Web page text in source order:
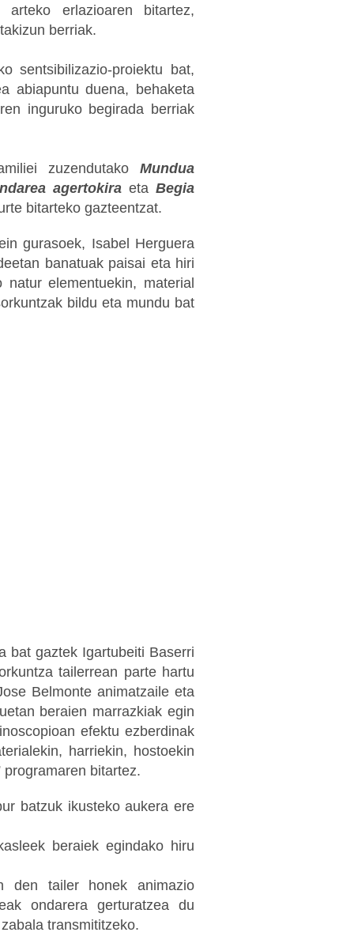
arteko erlazioaren bitartez,
berriak.
sentsibilizazio-proiektu bat,
abiapuntu duena, behaketa
inguruko begirada berriak
zuzendutako Mundua
agertokira etaBegia
bitarteko gazteentzat.
gurasoek, Isabel Herguera
banatuak paisai eta hiri
elementuekin, material
bildu eta mundu bat
bat gaztek Igartubeiti Baserri
tailerrean parte hartu
Belmonte animatzaile eta
beraien marrazkiak egin
efektu ezberdinak
harriekin, hostoekin
programaren bitartez.
batzuk ikusteko aukera ere
beraiek egindako hiru
den tailer honek animazio
ondarera gerturatzea du
transmititzeko.